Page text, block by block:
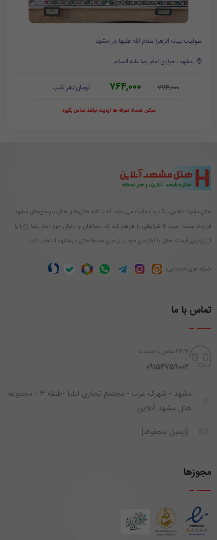
سوئیت بیت الزهرا سلام الله علیها در مشهد
مشهد ، خیابان امام رضا علیه السلام
774,000
764,000 تومان/هر شب
ممکن هست تعرفه ها آپدیت نباشد تماس بگیرد
هتل مشهد آنلاین، یک وب‌سایت می باشد که با کلیه هتل‌ها و هتل‌آپارتمان‌های مشهد
قرارداد بسته است تا شرایطی را فراهم کند که مسافران و زائران حرم امام رضا (ع) با
ارزان‌ترین قیمت، هتل یا آپارتمان خود را از میان صدها هتل در مشهد انتخاب کنند.
شبکه های اجتماعی:
تماس با ما
24/7 تماس با خدمات
‪ 09154759002
مشهد - شهرک غرب - مجتمع تجاری ایلیا -طبقه 3 - مجموعه
هتل مشهد آنلاین
[ایمیل محفوظ]
مجوزها